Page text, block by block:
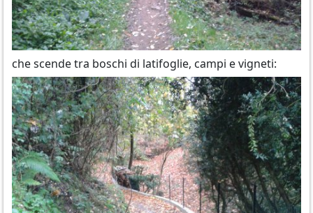
che scende tra boschi di latifoglie, campi e vigneti: